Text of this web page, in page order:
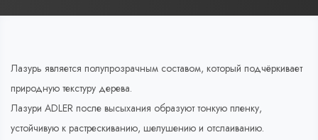
Лазурь является полупрозрачным составом, который подчёркивает
природную текстуру дерева.
Лазури ADLER после высыхания образуют тонкую пленку,
устойчивую к растрескиванию, шелушению и отслаиванию.